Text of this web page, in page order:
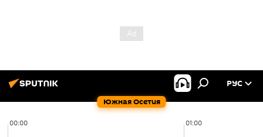
Южная Осетия
РУС
00:00 01:00